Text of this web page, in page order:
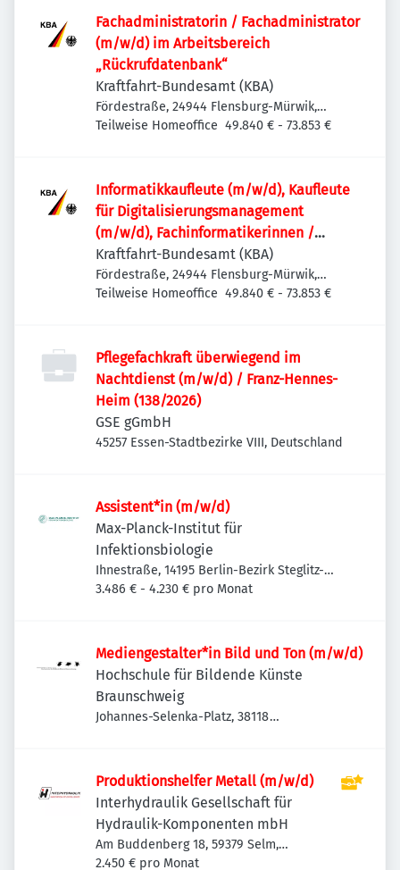
Fachadministratorin / Fachadministrator
(m/w/d) im Arbeitsbereich
„Rückrufdatenbank“
Kraftfahrt-Bundesamt (KBA)
Fördestraße, 24944 Flensburg-Mürwik,
Deutschland
Teilweise Homeoffice 49.840 € - 73.853 €
Informatik­kaufleute (m/w/d), Kaufleute
für Digitalisierungs­management
(m/w/d), Fachinformatikerinnen /
Fachinformatiker (m/w/d) oder
vergleichbare IT-Ausbildung für den IT-
Leitstand im Rechenzentrum
Kraftfahrt-Bundesamt (KBA)
Fördestraße, 24944 Flensburg-Mürwik,
Deutschland
Teilweise Homeoffice 49.840 € - 73.853 €
Pflegefachkraft überwiegend im
Nachtdienst (m/w/d) / Franz-Hennes-
Heim (138/2026)
GSE gGmbH
45257 Essen-Stadtbezirke VIII, Deutschland
Assistent*in (m/w/d)
Max-Planck-Institut für
Infektionsbiologie
Ihnestraße, 14195 Berlin-Bezirk Steglitz-
Zehlendorf, Deutschland
3.486 € - 4.230 € pro Monat
Mediengestalter*in Bild und Ton (m/w/d)
Hochschule für Bildende Künste
Braunschweig
Johannes-Selenka-Platz, 38118
Produktionshelfer Metall (m/w/d)
Interhydraulik Gesellschaft für
Hydraulik-Komponenten mbH
Am Buddenberg 18, 59379 Selm,
Deutschland
2.450 € pro Monat